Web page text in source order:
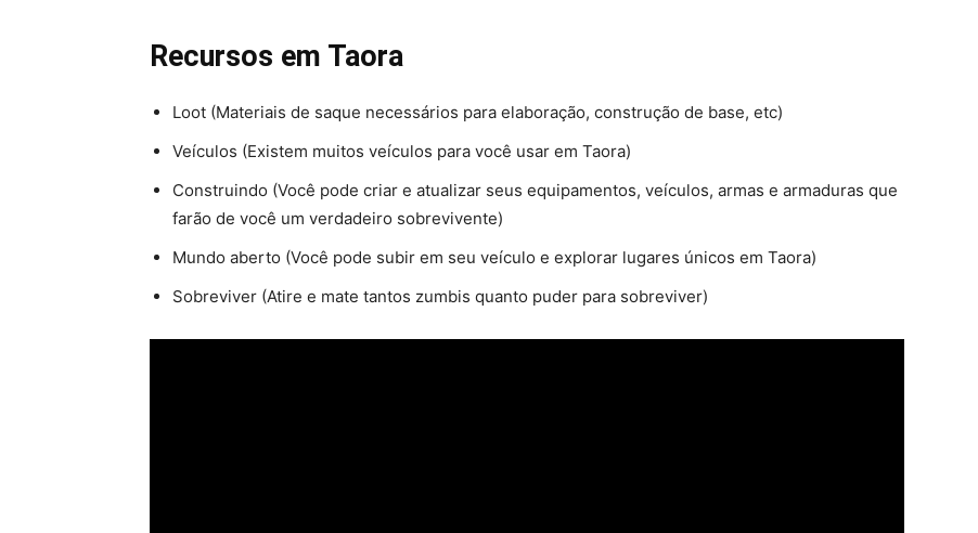
Recursos em Taora
Loot (Materiais de saque necessários para elaboração, construção de base, etc)
Veículos (Existem muitos veículos para você usar em Taora)
Construindo (Você pode criar e atualizar seus equipamentos, veículos, armas e armaduras que
farão de você um verdadeiro sobrevivente)
Mundo aberto (Você pode subir em seu veículo e explorar lugares únicos em Taora)
Sobreviver (Atire e mate tantos zumbis quanto puder para sobreviver)